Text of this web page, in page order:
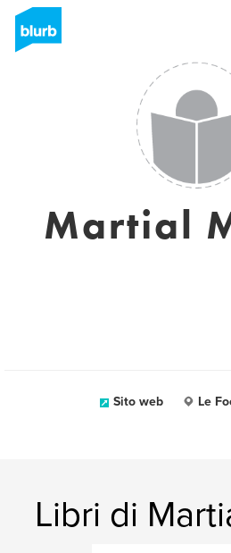
Martial
Sito web Le
Libri di